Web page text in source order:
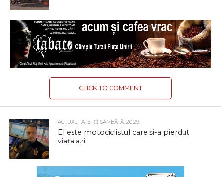
CLICK TO COMMENT
ACTUALITATE SÂMBĂTĂ, 20:29
El este motociclistul care și-a pierdut
viața azi